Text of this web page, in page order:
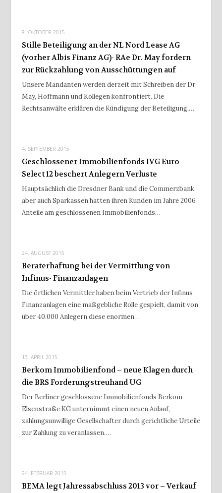
8. OKTOBER 2015
Stille Beteiligung an der NL Nord Lease AG
(vorher Albis Finanz AG)- RAe Dr. May fordern
zur Rückzahlung von Ausschüttungen auf
Unsere Mandanten werden derzeit mit Schreiben der Dr
May, Hoffmann und Kollegen konfrontiert. Die
Rechtsanwälte erklären die Kündigung der Beteiligung,…
4. SEPTEMBER 2015
Geschlossener Immobilienfonds IVG Euro
Select 12 beschert Anlegern Verluste
Hauptsächlich die Dresdner Bank und die Commerzbank,
aber auch Sparkassen hatten ihren Kunden im Jahre 2006
Anteile am geschlossenen Immobilienfonds…
24. AUGUST 2015
Beraterhaftung bei der Vermittlung von
Infinus- Finanzanlagen
Die örtlichen Vermittler haben beim Vertrieb der Infinus
Finanzanlagen eine maßgebliche Rolle gespielt, damit von
über 40.000 Anlegern diese enormen…
13. APRIL 2015
Berkom Immobilienfond – neue Klagen durch
die BRS Forderungstreuhand UG
Der Berliner geschlossene Immobilienfonds Berkom
Elsenstraße KG unternimmt einen neuen Anlauf,
zahlungsunwillige Gesellschafter durch gerichtliche Urteile
zur Zahlung zu veranlassen.…
24. FEBRUAR 2015
BEMA legt Jahressabschluss 2013 vor – Verkauf